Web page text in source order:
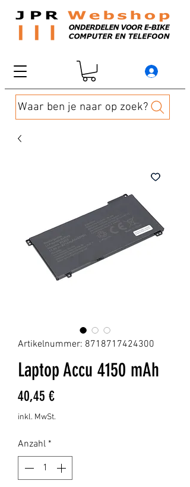
Waar ben je naar op zoek?
Artikelnummer: 8718717424300
Laptop Accu 4150 mAh
40,45 €Preis
inkl. MwSt.
Anzahl *